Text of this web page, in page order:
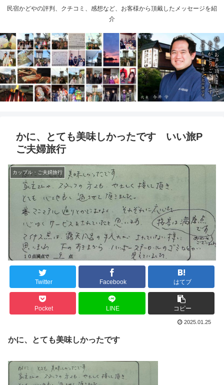
民宿かどやの評判、クチコミ、感想など、お客様から頂戴したメッセージを紹
介
かに、とても美味しかったです いい旅P
ご夫婦旅行
カップル・ご夫婦旅行
Twitter Facebook はてブ
Pocket LINE コピー
2025.01.25
かに、とても美味しかったです